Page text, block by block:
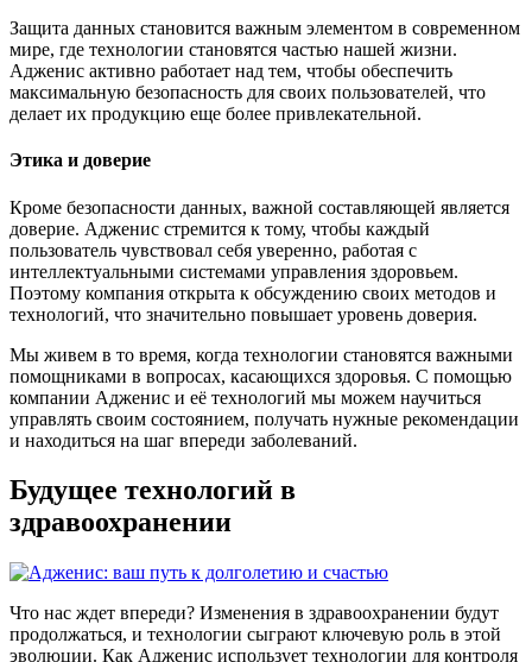
Защита данных становится важным элементом в современном
мире, где технологии становятся частью нашей жизни.
Адженис активно работает над тем, чтобы обеспечить
максимальную безопасность для своих пользователей, что
делает их продукцию еще более привлекательной.
Этика и доверие
Кроме безопасности данных, важной составляющей является
доверие. Адженис стремится к тому, чтобы каждый
пользователь чувствовал себя уверенно, работая с
интеллектуальными системами управления здоровьем.
Поэтому компания открыта к обсуждению своих методов и
технологий, что значительно повышает уровень доверия.
Мы живем в то время, когда технологии становятся важными
помощниками в вопросах, касающихся здоровья. С помощью
компании Адженис и её технологий мы можем научиться
управлять своим состоянием, получать нужные рекомендации
и находиться на шаг впереди заболеваний.
Будущее технологий в
здравоохранении
Что нас ждет впереди? Изменения в здравоохранении будут
продолжаться, и технологии сыграют ключевую роль в этой
эволюции. Как Адженис использует технологии для контроля